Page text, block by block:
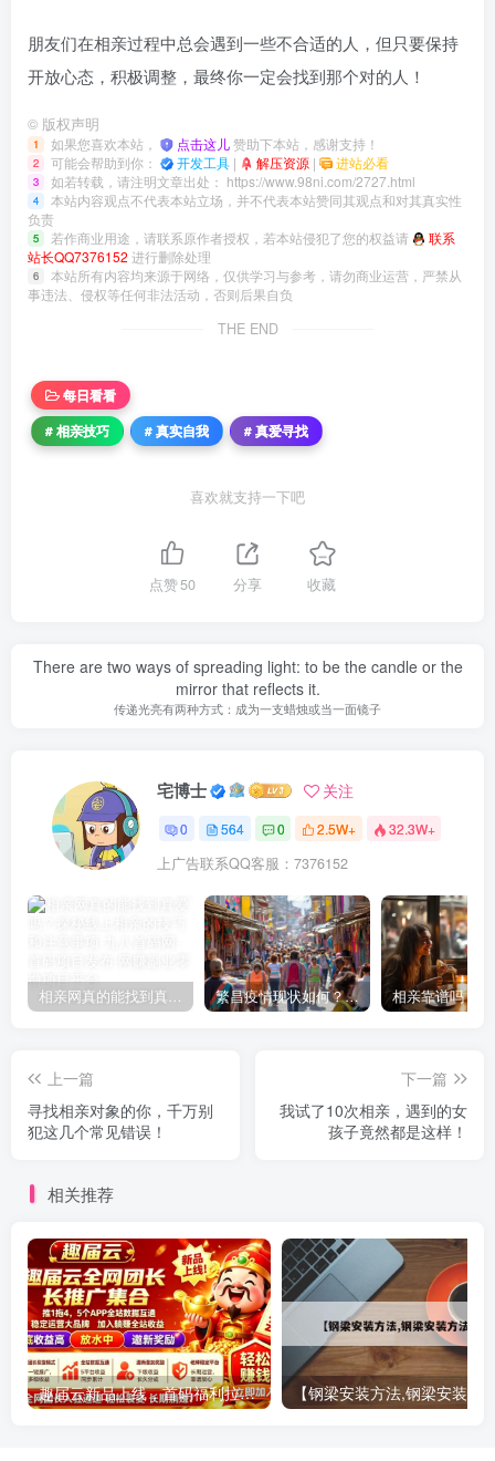
朋友们在相亲过程中总会遇到一些不合适的人，但只要保持
开放心态，积极调整，最终你一定会找到那个对的人！
© 版权声明
1 如果您喜欢本站， 点击这儿赞助下本站，感谢支持！
2 可能会帮助到你： 开发工具 | 解压资源 | 进站必看
3 如若转载，请注明文章出处： https://www.98ni.com/2727.html
4
本站内容观点不代表本站立场，并不代表本站赞同其观点和对其真实性
负责
5 若作商业用途，请联系原作者授权，若本站侵犯了您的权益请
联系
站长QQ7376152 进行删除处理
6
本站所有内容均来源于网络，仅供学习与参考，请勿商业运营，严禁从
事违法、侵权等任何非法活动，否则后果自负
THE END
每日看看
# 相亲技巧
# 真实自我 # 真爱寻找
喜欢就支持一下吧
点赞50 分享 收藏
There are two ways of spreading light: to be the candle or the
mirror that reflects it.
传递光亮有两种方式：成为一支蜡烛或当一面镜子
宅博士 关注
0 564 0 2.5W+ 32.3W+
上广告联系QQ客服：7376152
相亲网真的能找到真爱吗？探秘线上相亲的技巧和注意事项 繁昌疫情现状如何？未来发展趋势与防控措施解析
上一篇
寻找相亲对象的你，千万别
犯这几个常见错误！
下一篇
我试了10次相亲，遇到的女
孩子竟然都是这样！
相关推荐
趣届云新品上线，首码福利拉满，简单看广告，一天几十轻轻松松！